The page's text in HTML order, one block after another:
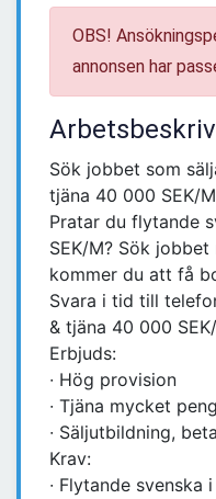
OBS!
annonsen har
Sök jobbet som
tjäna 40 000 SEK/
Pratar du flytande
SEK/M? Sök
kommer du att få
Svara i tid till
& tjäna 40 000
Erbjuds:
∙ Hög provision
∙ Tjäna mycket
∙ Säljutbildning,
Krav:
∙ Flytande svenska